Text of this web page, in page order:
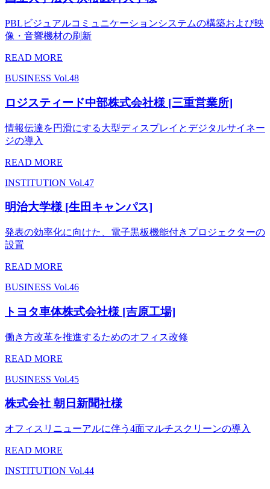
PBLビジュアルコミュニケーションシステムの構築および映
像・音響機材の刷新
READ MORE
BUSINESS Vol.48
ロジスティード中部株式会社様 [三重営業所]
情報伝達を円滑にする大型ディスプレイとデジタルサイネー
ジの導入
READ MORE
INSTITUTION Vol.47
明治大学様 [生田キャンパス]
発表の効率化に向けた、電子黒板機能付きプロジェクターの
設置
READ MORE
BUSINESS Vol.46
トヨタ車体株式会社様 [吉原工場]
働き方改革を推進するためのオフィス改修
READ MORE
BUSINESS Vol.45
株式会社 朝日新聞社様
オフィスリニューアルに伴う4面マルチスクリーンの導入
READ MORE
INSTITUTION Vol.44